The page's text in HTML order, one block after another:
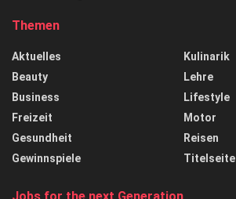
Themen
Aktuelles
Beauty
Business
Freizeit
Gesundheit
Gewinnspiele
Kulinarik
Lehre
Lifestyle
Motor
Reisen
Titelseite